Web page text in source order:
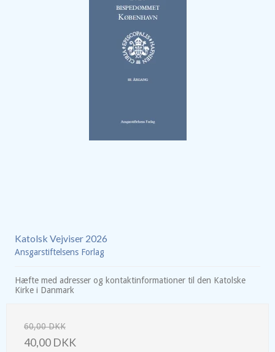
Katolsk Vejviser 2026
Ansgarstiftelsens Forlag
Hæfte med adresser og kontaktinformationer til den Katolske
Kirke i Danmark
60,00 DKK
40,00 DKK